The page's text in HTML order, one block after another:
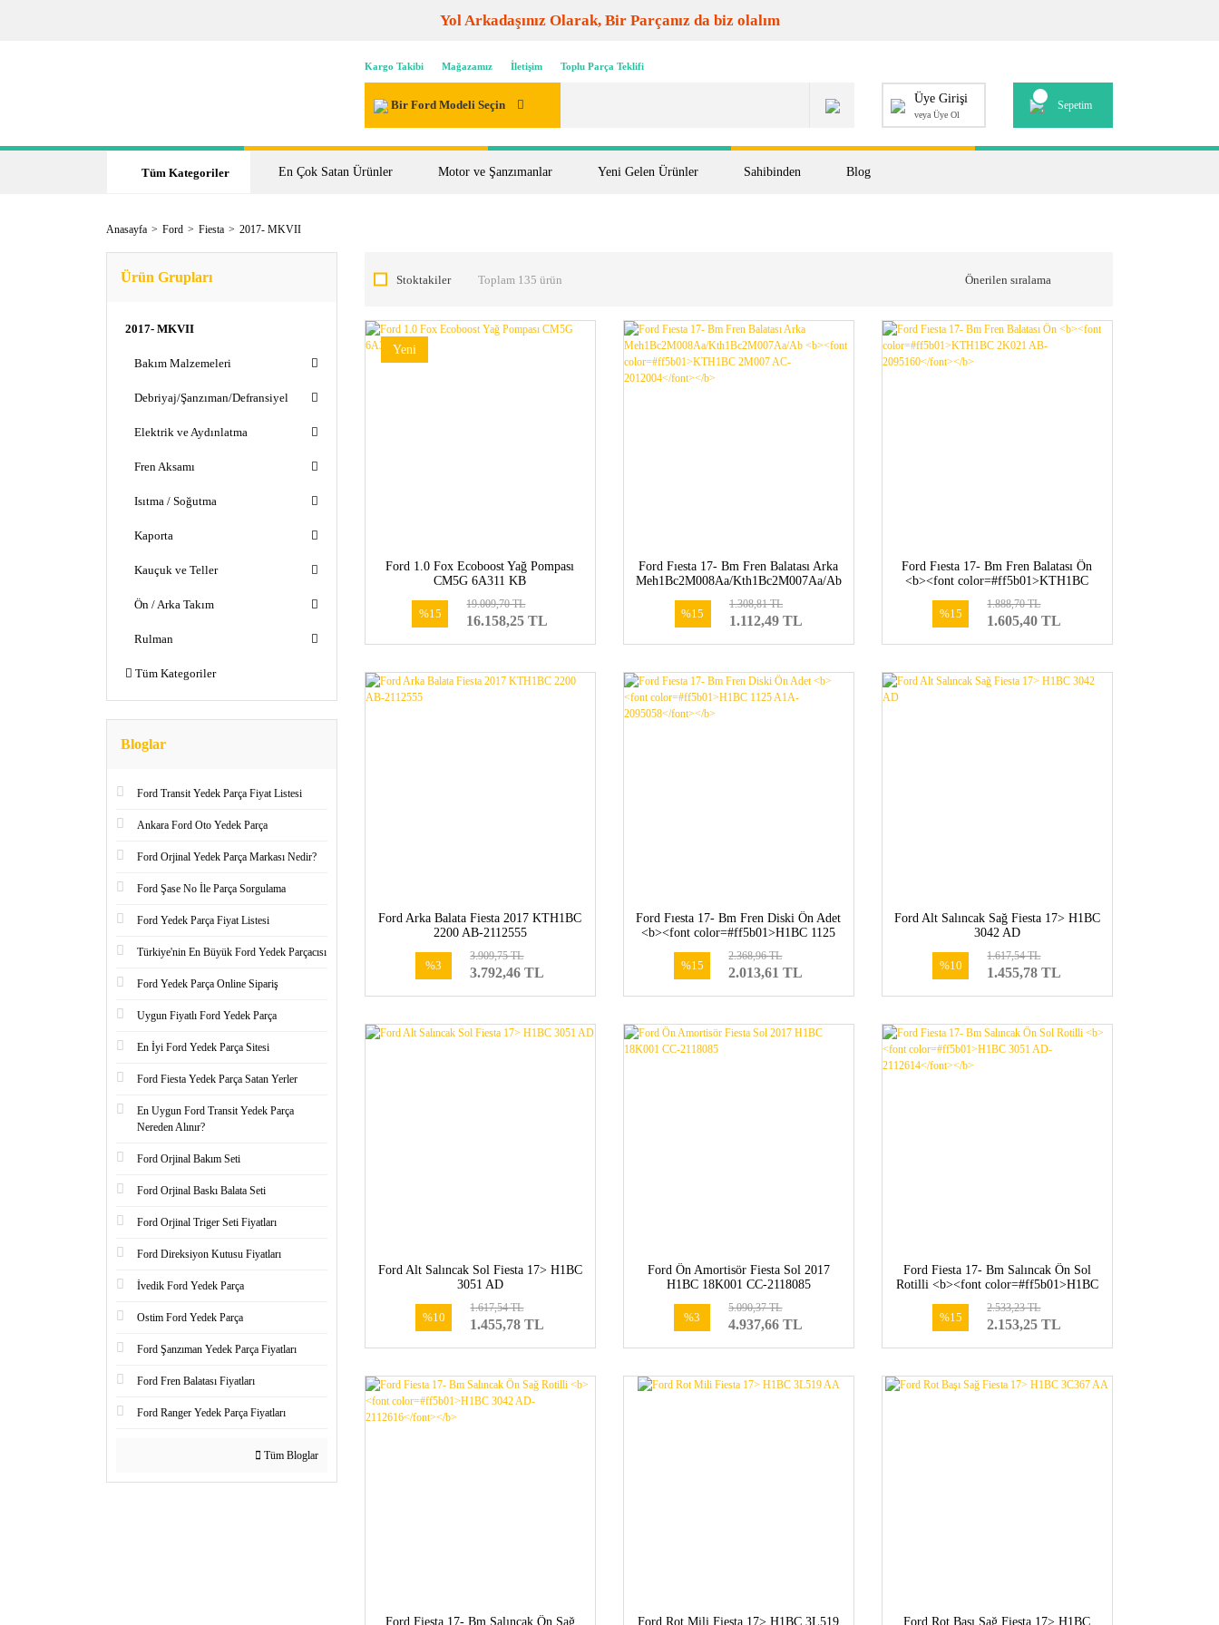
Yol Arkadaşınız Olarak, Bir Parçanız da biz olalım
Kargo Takibi Mağazamız İletişim Toplu Parça Teklifi
Bir Ford Modeli Seçin Üye Girişi
veya Üye Ol
Sepetim
Tüm Kategoriler En Çok Satan Ürünler Motor ve Şanzımanlar Yeni Gelen Ürünler Sahibinden Blog
Anasayfa Ford Fiesta 2017- MKVII
Ürün Grupları
2017- MKVII
Bakım Malzemeleri
Debriyaj/Şanzıman/Defransiyel
Elektrik ve Aydınlatma
Fren Aksamı
Isıtma / Soğutma
Kaporta
Kauçuk ve Teller
Ön / Arka Takım
Rulman
Tüm Kategoriler
Bloglar
Ford Transit Yedek Parça Fiyat Listesi
Ankara Ford Oto Yedek Parça
Ford Orjinal Yedek Parça Markası Nedir?
Ford Şase No İle Parça Sorgulama
Ford Yedek Parça Fiyat Listesi
Türkiye'nin En Büyük Ford Yedek Parçacısı
Ford Yedek Parça Online Sipariş
Uygun Fiyatlı Ford Yedek Parça
En İyi Ford Yedek Parça Sitesi
Ford Fiesta Yedek Parça Satan Yerler
En Uygun Ford Transit Yedek Parça
Nereden Alınır?
Ford Orjinal Bakım Seti
Ford Orjinal Baskı Balata Seti
Ford Orjinal Triger Seti Fiyatları
Ford Direksiyon Kutusu Fiyatları
İvedik Ford Yedek Parça
Ostim Ford Yedek Parça
Ford Şanzıman Yedek Parça Fiyatları
Ford Fren Balatası Fiyatları
Ford Ranger Yedek Parça Fiyatları
Tüm Bloglar
Stoktakiler Toplam 135 ürün
Yeni
Ford 1.0 Fox Ecoboost Yağ Pompası
CM5G 6A311 KB
%15 16.158,25 TL
19.009,70 TL
Ford Fıesta 17- Bm Fren Balatası Arka
Meh1Bc2M008Aa/Kth1Bc2M007Aa/Ab
2M007 AC-2012004</font></b>
%15 1.112,49 TL
1.308,81 TL
Ford Fıesta 17- Bm Fren Balatası Ön
<b><font color=#ff5b01>KTH1BC
%15
1.605,40 TL
1.888,70 TL
Ford Arka Balata Fiesta 2017 KTH1BC
2200 AB-2112555
%3 3.792,46 TL
3.909,75 TL
Ford Fıesta 17- Bm Fren Diski Ön Adet
<b><font color=#ff5b01>H1BC 1125
%15
2.013,61 TL
2.368,96 TL
Ford Alt Salıncak Sağ Fiesta 17> H1BC
3042 AD
%10 1.455,78 TL
1.617,54 TL
Ford Alt Salıncak Sol Fiesta 17> H1BC
3051 AD
%10 1.455,78 TL
1.617,54 TL
Ford Ön Amortisör Fiesta Sol 2017
H1BC 18K001 CC-2118085
%3 4.937,66 TL
5.090,37 TL
Ford Fiesta 17- Bm Salıncak Ön Sol
Rotilli <b><font color=#ff5b01>H1BC
%15
2.153,25 TL
2.533,23 TL
Ford Fiesta 17- Bm Salıncak Ön Sağ
Ford Rot Mili Fiesta 17> H1BC 3L519
Ford Rot Başı Sağ Fiesta 17> H1BC